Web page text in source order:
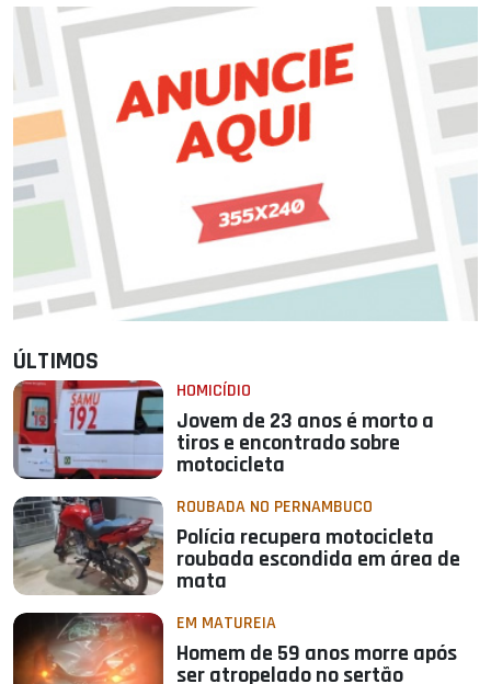
ÚLTIMOS
HOMICÍDIO
Jovem de 23 anos é morto a
tiros e encontrado sobre
motocicleta
ROUBADA NO PERNAMBUCO
Polícia recupera motocicleta
roubada escondida em área de
mata
EM MATUREIA
Homem de 59 anos morre após
ser atropelado no sertão